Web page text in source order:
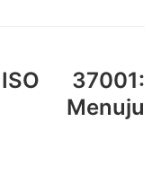
37001:
Menuju